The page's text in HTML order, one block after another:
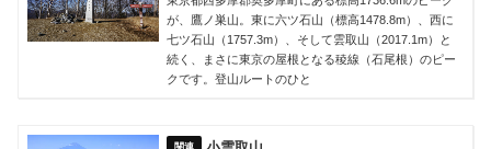
が、鷹ノ巣山。東に六ツ石山（標高1478.8m）、西に
七ツ石山（1757.3m）、そして雲取山（2017.1m）と
続く、まさに東京の屋根となる稜線（石尾根）のピー
クです。登山ルートのひと